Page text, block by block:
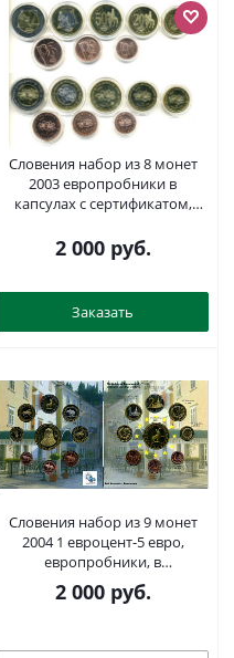
Словения набор из 8 монет
2003 европробники в
капсулах с сертификатом,
PROOF 7-4-55
2 000руб.
Заказать
Словения набор из 9 монет
2004 1 евроцент-5 евро,
европробники, в
оригинальном буклете BUNC
3-4-11-40
2 000руб.